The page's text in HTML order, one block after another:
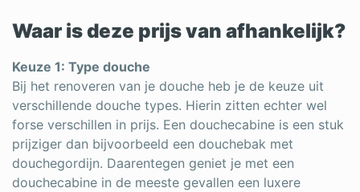
Waar is deze prijs van afhankelijk?
Keuze 1: Type douche
Bij het renoveren van je douche heb je de keuze uit
verschillende douche types. Hierin zitten echter wel
forse verschillen in prijs. Een douchecabine is een stuk
prijziger dan bijvoorbeeld een douchebak met
douchegordijn. Daarentegen geniet je met een
douchecabine in de meeste gevallen een luxere